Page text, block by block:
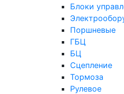
Блоки
Поршневые
ГБЦ
БЦ
Сцепление
Тормоза
Рулевое